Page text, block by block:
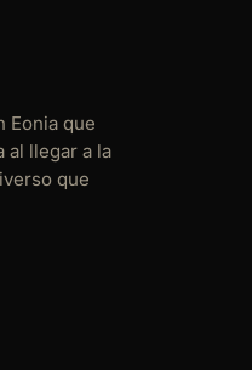
Eonia que
al llegar a la
que